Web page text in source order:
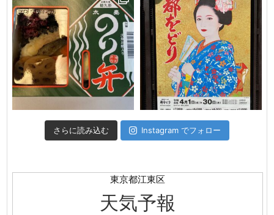
さらに読み込む Instagram でフォロー
東京都江東区
天気予報